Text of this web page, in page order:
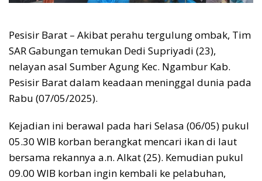
Pesisir Barat – Akibat perahu tergulung ombak, Tim
SAR Gabungan temukan Dedi Supriyadi (23),
nelayan asal Sumber Agung Kec. Ngambur Kab.
Pesisir Barat dalam keadaan meninggal dunia pada
Rabu (07/05/2025).
Kejadian ini berawal pada hari Selasa (06/05) pukul
05.30 WIB korban berangkat mencari ikan di laut
bersama rekannya a.n. Alkat (25). Kemudian pukul
09.00 WIB korban ingin kembali ke pelabuhan,